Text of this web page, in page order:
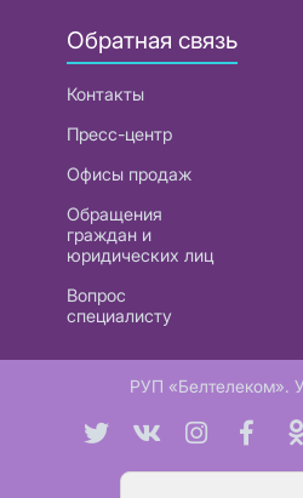
Обратная связь
Контакты
Пресс-центр
Офисы продаж
Обращения
граждан и
юридических лиц
Вопрос
специалисту
РУП «Белтелеком».
Поиск